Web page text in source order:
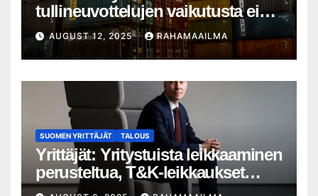
tullineuvottelujen vaikutusta ei
silti näy
AUGUST 12, 2025 RAHAMAAILMA
SUOMEN YRITTÄJÄT TALOUS
Yrittäjät: Yritystuista leikkaaminen
perusteltua, T&K-leikkaukset
lyhytnäköistä kasvupolitiikkaa